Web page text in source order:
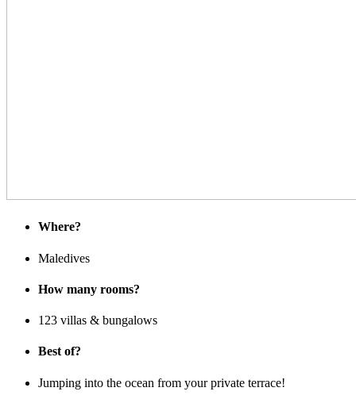
Where?
Maledives
How many rooms?
123 villas & bungalows
Best of?
Jumping into the ocean from your private terrace!